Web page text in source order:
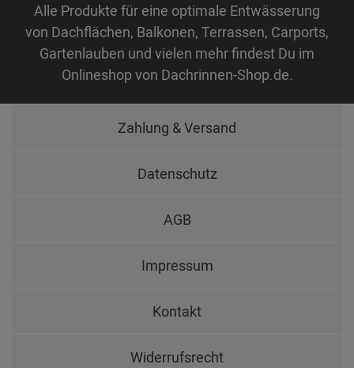
Alle Produkte für eine optimale Entwässerung
von Dachflächen, Balkonen, Terrassen, Carports,
Gartenlauben und vielen mehr findest Du im
Onlineshop von Dachrinnen-Shop.de.
Zahlung & Versand
Datenschutz
AGB
Impressum
Kontakt
Widerrufsrecht